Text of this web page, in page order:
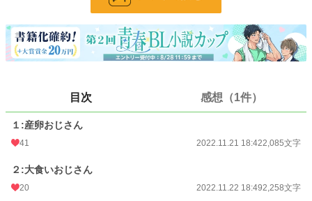
24h.ポイント 0 pt
2022.12.03 19:54
初回完結日時
週間ポイント 35 pt (53,125 位)
月間ポイント
目次 感想（1件）
１:産卵おじさん
41 2022.11.21 18:422,085文字
２:大食いおじさん
20 2022.11.22 18:492,258文字